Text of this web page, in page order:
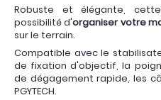
Robuste et élégante,
possibilité d'organiser votre
sur le terrain.
Compatible avec le
de fixation d'objectif, la
de dégagement rapide, les
PGYTECH.